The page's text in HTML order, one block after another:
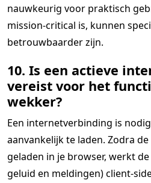
nauwkeurig voor praktisch
mission-critical is, kunnen
betrouwbaarder zijn.
10. Is een actieve
vereist voor het
wekker?
Een internetverbinding is
aanvankelijk te laden. Zodra
geladen in je browser, werkt
geluid en meldingen) client-